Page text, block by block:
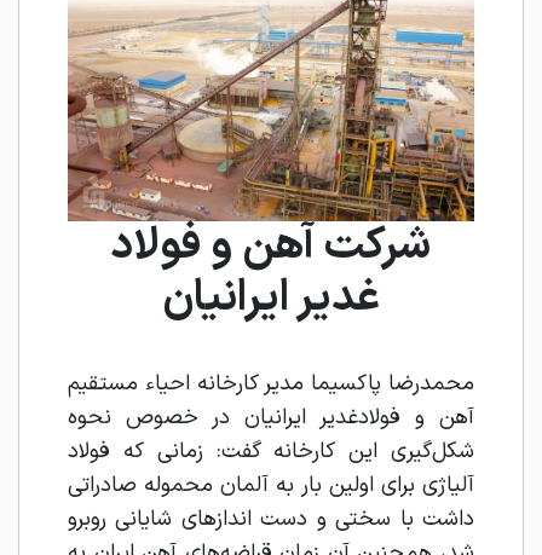
شرکت آهن و فولاد
غدیر ایرانیان
محمدرضا پاکسیما مدیر کارخانه احیاء مستقیم
آهن و فولادغدیر ایرانیان در خصوص نحوه
شکل‌گیری این کارخانه گفت: زمانی که فولاد
آلیاژی برای اولین بار به آلمان محموله صادراتی
داشت با سختی و دست اندازهای شایانی روبرو